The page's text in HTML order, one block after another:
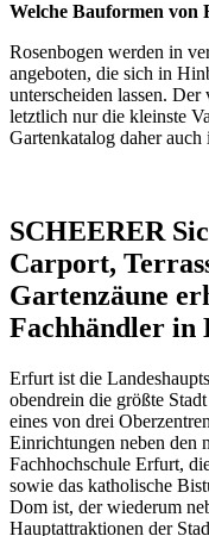
Welche Bauformen von
Rosenbogen werden in
angeboten, die sich in
unterscheiden lassen.
letztlich nur die kleinste
Gartenkatalog daher auch
SCHEERER
Carport,
Gartenzäune
Fachhändler
Erfurt ist die
obendrein die größte
eines von drei
Einrichtungen neben den
Fachhochschule Erfurt,
sowie das katholische
Dom ist, der wiederum
Hauptattraktionen der